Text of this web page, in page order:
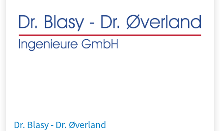
Dr. Blasy - Dr. Øverland